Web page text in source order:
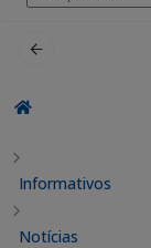
por:
Informativos
Notícias